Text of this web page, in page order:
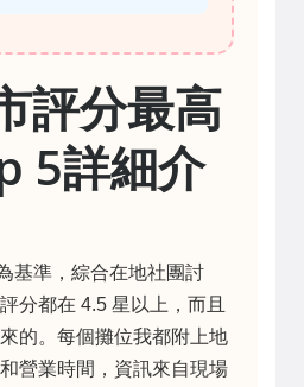
評分最高
5詳細介
基準，綜合在地社團討
分都在 4.5 星以上，而且
的。每個攤位我都附上地
營業時間，資訊來自現場